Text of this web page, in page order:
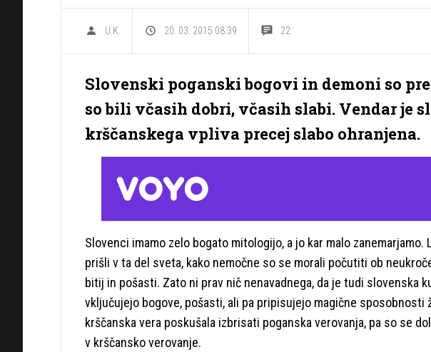
U.K. 20. 03. 2015 08.39 22
Slovenski poganski bogovi in demoni so
so bili včasih dobri, včasih slabi. Vendar je
krščanskega vpliva precej slabo ohranjena.
Slovenci imamo zelo bogato mitologijo, a jo kar malo
prišli v ta del sveta, kako nemočne so se morali počutiti ob
bitij in pošasti. Zato ni prav nič nenavadnega, da je tudi slovenska
vključujejo bogove, pošasti, ali pa pripisujejo magične sposobnosti
krščanska vera poskušala izbrisati poganska verovanja, pa so se
v krščansko verovanje.